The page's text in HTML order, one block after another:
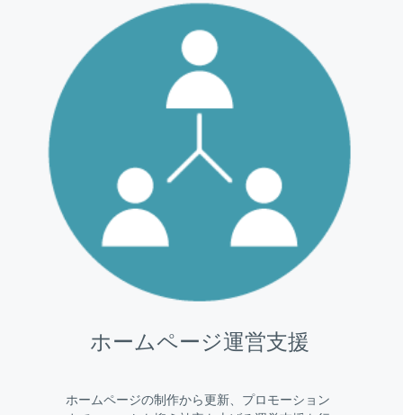
ホームページ運営支援
ホームページの制作から更新、プロモーション